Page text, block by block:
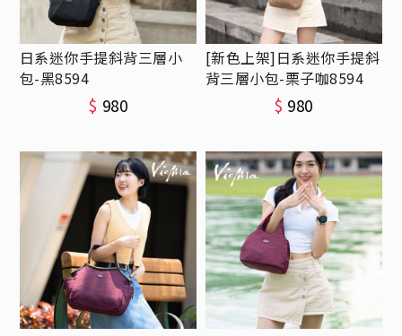
日系迷你手提斜背三層小
包-黑8594
$ 980
[新色上架]日系迷你手提斜
背三層小包-栗子咖8594
$ 980